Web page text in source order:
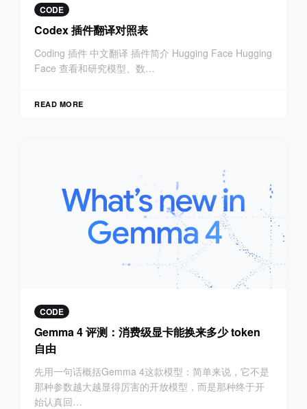
CODE
Codex 插件翻译对照表
Coding 插件 中文翻译 插件简介 Hugging Face Hugging
Face 查看和研究模型、数…
READ MORE
CODE
Gemma 4 评测：消费级显卡能换来多少 token
自由
先用一句话概括Gemma 4这款模型：简单来说，它不是
那种参数越大越显得厉害的开放模型，而是那种终于开
始认真回…